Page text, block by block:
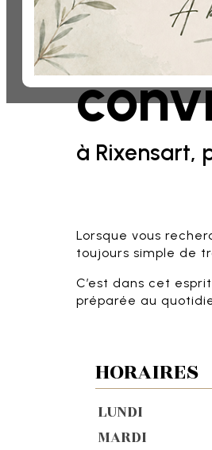
à Rixensart,
Lorsque vous
toujours simple de
C’est dans cet
préparée au
HORAIRES
LUNDI
MARDI